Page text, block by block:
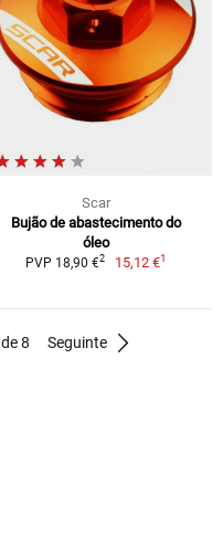
Scar
Bujão de abastecimento do
óleo
PVP 18,90 €2 15,12 €1
8 Seguinte